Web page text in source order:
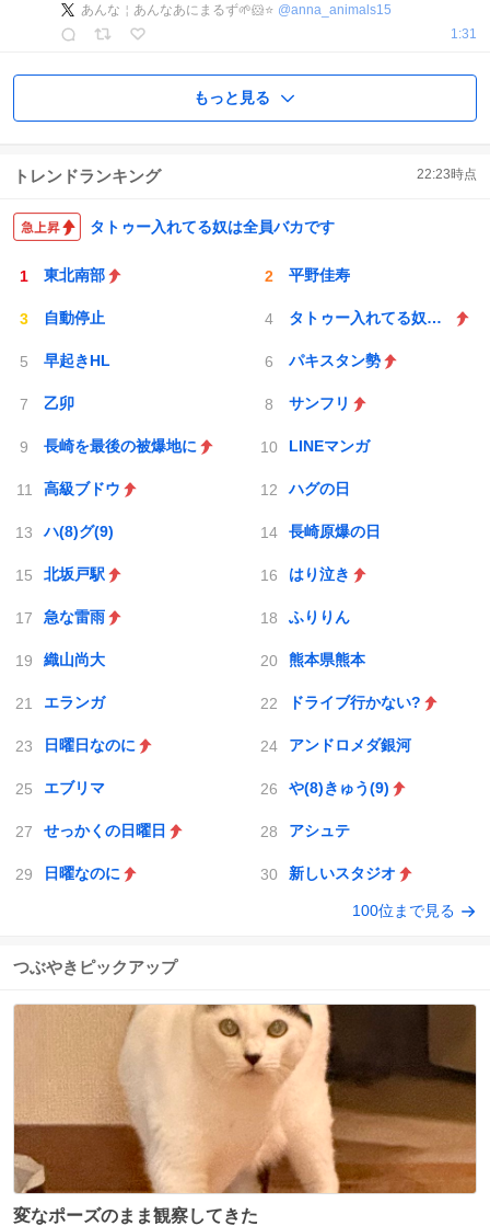
あんな￤あんなあにまるず🌱🐹⭐️ @anna_animals15
1:31
もっと見る
トレンドランキング 22:23時点
タトゥー入れてる奴は全員バカです
東北南部 平野佳寿
自動停止 タトゥー入れてる奴は全員バカです
早起きHL パキスタン勢
乙卯 サンフリ
長崎を最後の被爆地に LINEマンガ
高級ブドウ ハグの日
ハ(8)グ(9) 長崎原爆の日
北坂戸駅 はり泣き
急な雷雨 ふりりん
織山尚大 熊本県熊本
エランガ ドライブ行かない?
日曜日なのに アンドロメダ銀河
エブリマ や(8)きゅう(9)
せっかくの日曜日 アシュテ
日曜なのに 新しいスタジオ
100位まで見る
つぶやきピックアップ
変なポーズのまま観察してきた